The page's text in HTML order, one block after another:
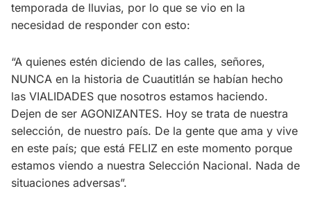
temporada de lluvias, por lo que se vio en la
necesidad de responder con esto:
“A quienes estén diciendo de las calles, señores,
NUNCA en la historia de Cuautitlán se habían hecho
las VIALIDADES que nosotros estamos haciendo.
Dejen de ser AGONIZANTES. Hoy se trata de nuestra
selección, de nuestro país. De la gente que ama y vive
en este país; que está FELIZ en este momento porque
estamos viendo a nuestra Selección Nacional. Nada de
situaciones adversas”.